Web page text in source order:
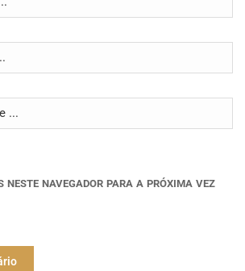
NESTE NAVEGADOR PARA A PRÓXIMA VEZ